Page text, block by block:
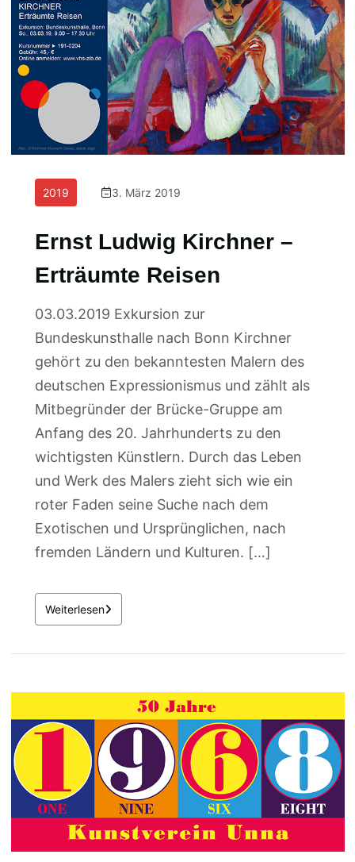
2019 3. März 2019
Ernst Ludwig Kirchner –
Erträumte Reisen
03.03.2019 Exkursion zur
Bundeskunsthalle nach Bonn Kirchner
gehört zu den bekanntesten Malern des
deutschen Expressionismus und zählt als
Mitbegründer der Brücke-Gruppe am
Anfang des 20. Jahrhunderts zu den
wichtigsten Künstlern. Durch das Leben
und Werk des Malers zieht sich wie ein
roter Faden seine Suche nach dem
Exotischen und Ursprünglichen, nach
fremden Ländern und Kulturen. […]
Weiterlesen